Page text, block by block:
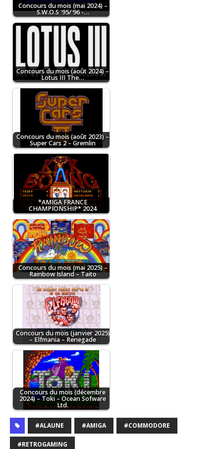
Concours du mois (mai 2024) –
S.W.O.S '95/'96 -…
Concours du mois (août 2024) –
Lotus III The…
Concours du mois (août 2023) –
Super Cars 2 – Gremlin
*AMIGA FRANCE
CHAMPIONSHIP* 2024
Concours du mois (mai 2025) –
Rainbow Island – Taito
Concours du mois (janvier 2025)
– Elfmania – Renegade
Concours du mois (décembre
2024) – Toki – Ocean Sofware
Ltd.
#ALAUNE #AMIGA #COMMODORE
#RETROGAMING